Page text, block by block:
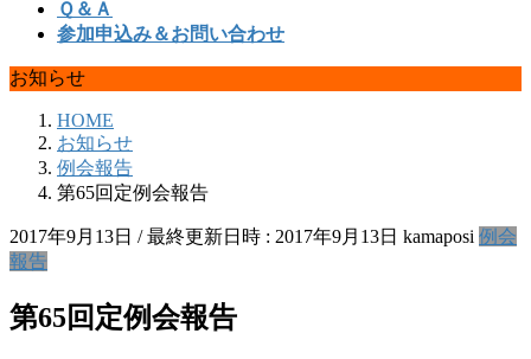
Ｑ＆Ａ
参加申込み＆お問い合わせ
お知らせ
HOME
お知らせ
例会報告
第65回定例会報告
2017年9月13日 / 最終更新日時 : 2017年9月13日 kamaposi 例会
報告
第65回定例会報告